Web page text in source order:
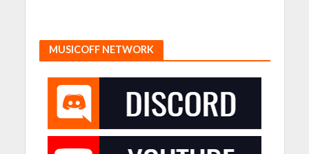
MUSICOFF NETWORK